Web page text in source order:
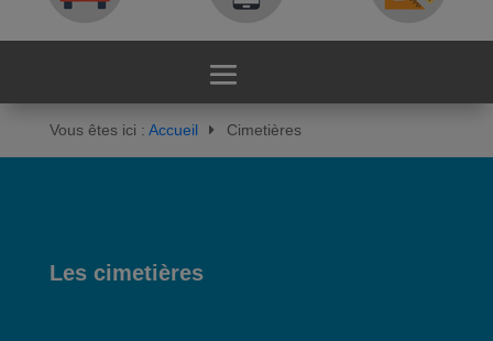
Vous êtes ici : Accueil Cimetières
Les cimetières